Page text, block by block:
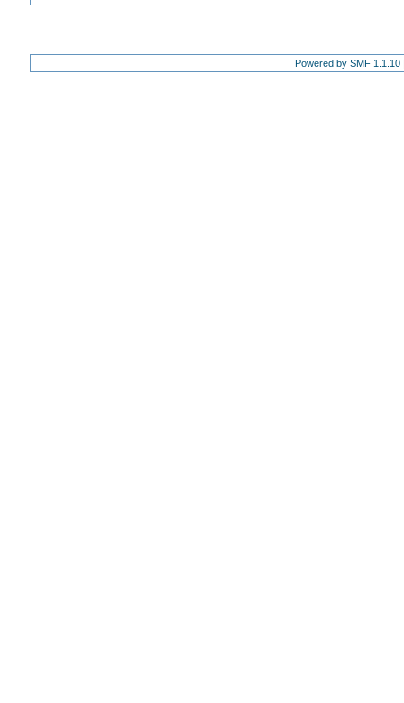
Powered by SMF 1.1.10